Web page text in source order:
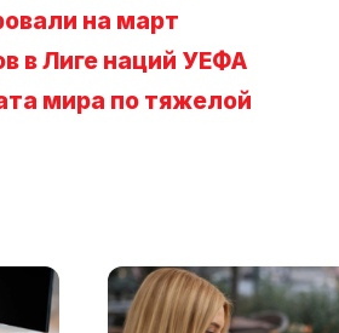
на март
в Лиге наций УЕФА
мира по тяжелой